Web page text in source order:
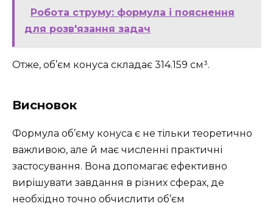
Робота струму: формула і пояснення
для розв'язання задач
Отже, об’єм конуса складає 314.159 см³.
Висновок
Формула об’єму конуса є не тільки теоретично
важливою, але й має численні практичні
застосування. Вона допомагає ефективно
вирішувати завдання в різних сферах, де
необхідно точно обчислити об’єм